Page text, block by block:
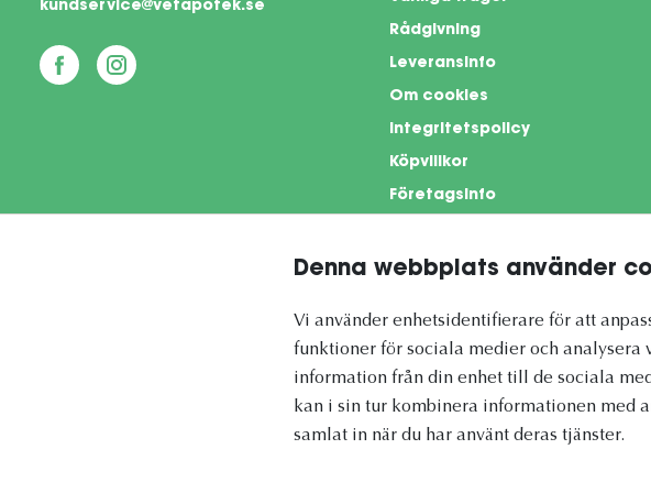
Denna webbplats använder
Vi använder enhetsidentifierare för att
funktioner för sociala medier och analysera
information från din enhet till de sociala
kan i sin tur kombinera informationen med
samlat in när du har använt deras tjänster.
kundservice@vetapotek.se
Rådgivning
Leveransinfo
Om cookies
Integritetspolicy
Köpvillkor
Företagsinfo
This site is protected by